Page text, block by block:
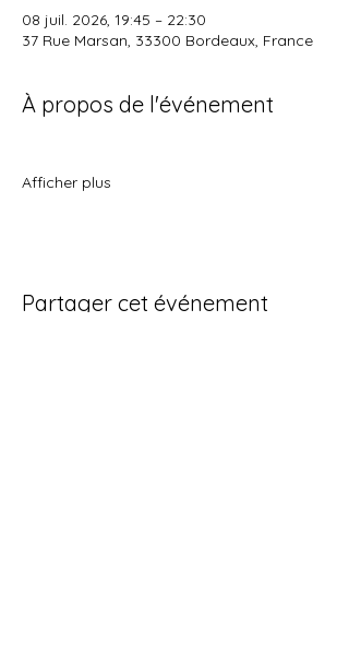
08 juil. 2026, 19:45 – 22:30
37 Rue Marsan, 33300 Bordeaux, France
À propos de l'événement
Afficher plus
Partager cet événement